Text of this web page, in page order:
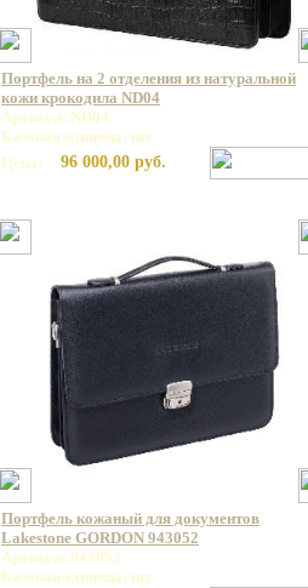
Портфель на 2 отделения из натуральной
кожи крокодила ND04
Артикул: ND04
Базовая единица: шт
Цена:
96 000,00 руб.
Портфель кожаный для документов
Lakestone GORDON 943052
Артикул: 943052
Базовая единица: шт